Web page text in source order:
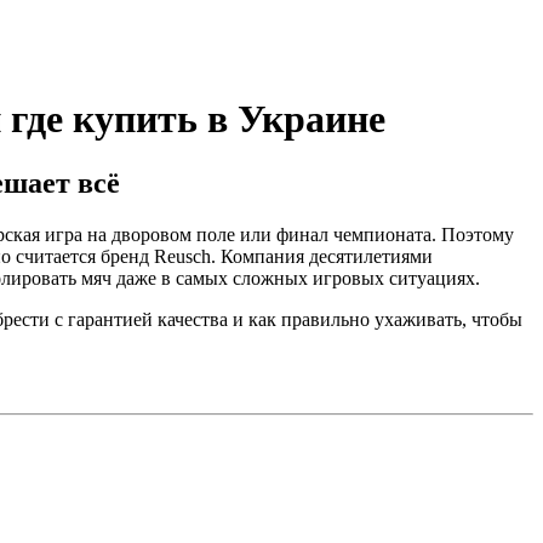
купить в Украине
всё
игра на дворовом поле или финал чемпионата. Поэтому
бренд Reusch. Компания десятилетиями
мяч даже в самых сложных игровых ситуациях.
с гарантией качества и как правильно ухаживать, чтобы